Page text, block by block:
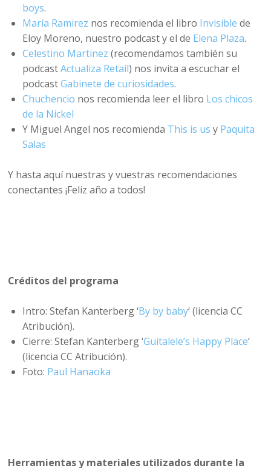
boys.
María Ramirez nos recomienda el libro Invisible de
Eloy Moreno, nuestro podcast y el de Elena Plaza.
Celestino Martinez (recomendamos también su
podcastActualiza Retail) nos invita a escuchar el
podcastGabinete de curiosidades.
Chuchencio nos recomienda leer el libro Los chicos
de la Nickel
Y Miguel Angel nos recomienda This is usy Paquita
Salas
Y hasta aquí nuestras y vuestras recomendaciones
conectantes ¡Feliz año a todos!
Créditos del programa
Intro: Stefan Kanterberg ‘By by baby‘ (licencia CC
Atribución).
Cierre: Stefan Kanterberg ‘Guitalele’s Happy Place‘
(licencia CC Atribución).
Foto: Paul Hanaoka
Herramientas y materiales utilizados durante la